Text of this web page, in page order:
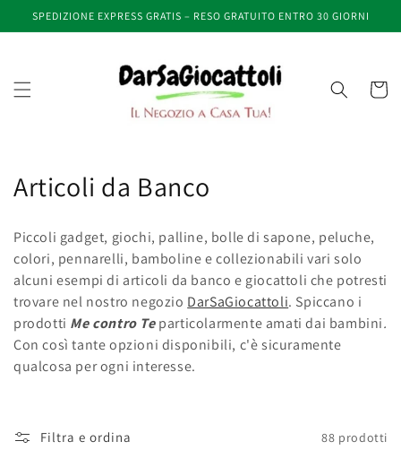
direttamente
ai contenuti
SPEDIZIONE EXPRESS GRATIS – RESO GRATUITO ENTRO 30 GIORNI
Carrello
C
l
l
e
z
o
Articoli da Banco
Piccoli gadget, giochi, palline, bolle di sapone, peluche,
colori, pennarelli, bamboline e collezionabili vari solo
alcuni esempi di articoli da banco e giocattoli che potresti
trovare nel nostro negozio DarSaGiocattoli. Spiccano i
prodotti Me contro Te particolarmente amati dai bambini.
Con così tante opzioni disponibili, c'è sicuramente
qualcosa per ogni interesse.
Filtra e ordina 88 prodotti